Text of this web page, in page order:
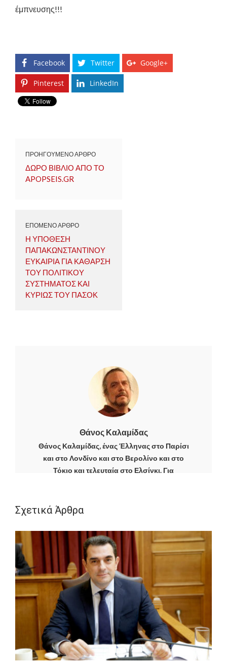
έμπνευσης!!!
Facebook Twitter Google+
Pinterest LinkedIn
ΠΡΟΗΓΟΥΜΕΝΟ ΑΡΘΡΟ
ΔΩΡΟ ΒΙΒΛΙΟ ΑΠΟ ΤΟ
APOPSEIS.GR
ΕΠΟΜΕΝΟ ΑΡΘΡΟ
Η ΥΠΟΘΕΣΗ
ΠΑΠΑΚΩΝΣΤΑΝΤΙΝΟΥ
ΕΥΚΑΙΡΙΑ ΓΙΑ ΚΑΘΑΡΣΗ
ΤΟΥ ΠΟΛΙΤΙΚΟΥ
ΣΥΣΤΗΜΑΤΟΣ ΚΑΙ
ΚΥΡΙΩΣ ΤΟΥ ΠΑΣΟΚ
Θάνος Καλαμίδας
Θάνος Καλαμίδας, ένας Έλληνας στο Παρίσι
και στο Λονδίνο και στο Βερολίνο και στο
Τόκιο και τελευταία στο Ελσίνκι. Για
ανταποκρίσεις από τη Νότια Αφρική μέχρι
Σουδάν. Τα τελευταία χρόνια αναλυτής για
Σκανδιναβικά, Βρετανικά και Γαλλικά έντυπα
σε θέματα που κυρίως αφορούν την
ευρωπαϊκή κοινότητα.
Σχετικά Άρθρα